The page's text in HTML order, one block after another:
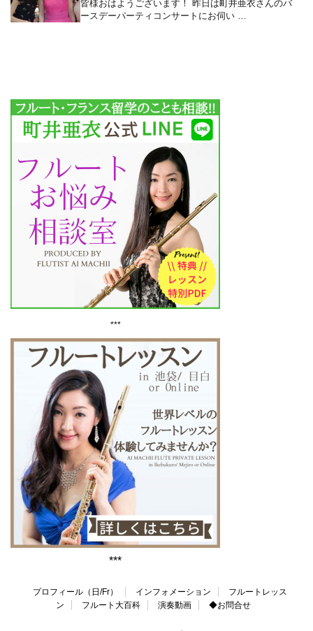
皆様おはようございます！ 昨日は町井亜衣さんのバ
ースデーパーティコンサートにお伺い …
***
***
プロフィール（日/Fr） インフォメーション
フルートレッス
ン
フルート大百科 演奏動画 ◆お問合せ